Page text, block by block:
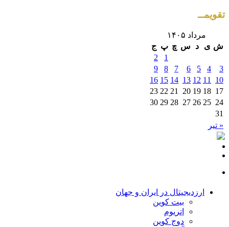
تقویمــ
مرداد ۱۴۰۵
ش ی د س چ پ ج
« تیر
1
2
3
4
5
6
7
8
9
10
11
12
13
14
15
16
17
18
19
20
21
22
23
24
25
26
27
28
29
30
31
ارزدیجیتال در ایران و جهان
بیت کوین
اتریوم
دوج کوین